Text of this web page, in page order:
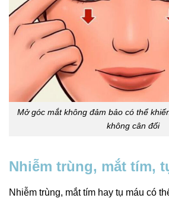
Mở góc mắt không đảm bảo có thể
không cân đối
Nhiễm trùng, mắt tím,
Nhiễm trùng, mắt tím hay tụ máu có